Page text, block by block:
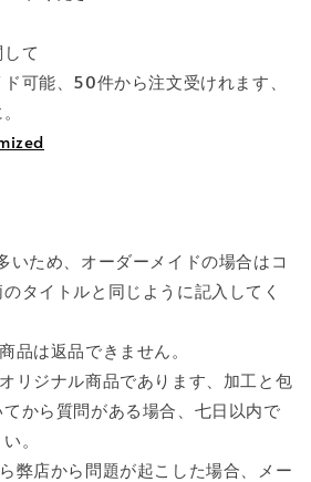
て
可能、50件から注文受けれます、
いため、オーダーメイドの場合はコ
タイトルと同じように記入してく
品は返品できません。
リジナル商品であります、加工と包
から質問がある場合、七日以内で
。
弊店から問題が起こした場合、メー